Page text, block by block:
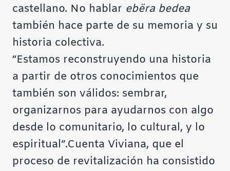
castellano. No hablar ebëra bedea
también hace parte de su memoria y su
historia colectiva.
“Estamos reconstruyendo una historia
a partir de otros conocimientos que
también son válidos: sembrar,
organizarnos para ayudarnos con algo
desde lo comunitario, lo cultural, y lo
espiritual”.Cuenta Viviana, que el
proceso de revitalización ha consistido